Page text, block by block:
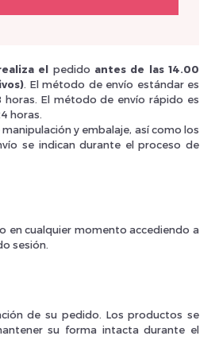
Des
el pedido antes de las 14.00
. El método de envío estándar es
horas. El método de envío rápido es
horas.
y embalaje, así como los
se indican durante el proceso de
en cualquier momento accediendo a
sesión.
de su pedido. Los productos se
su forma intacta durante el